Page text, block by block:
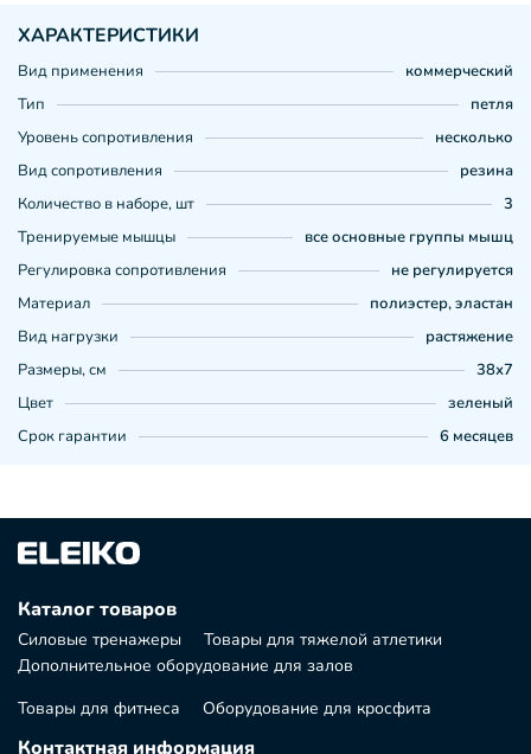
ХАРАКТЕРИСТИКИ
Вид применения
коммерческий
Тип
петля
Уровень сопротивления
несколько
Вид сопротивления
резина
Количество в наборе, шт
3
Тренируемые мышцы
все основные группы мышц
Регулировка сопротивления
не регулируется
Материал
полиэстер, эластан
Вид нагрузки
растяжение
Размеры, см
38х7
Цвет
зеленый
Срок гарантии
6 месяцев
Каталог товаров
Силовые тренажеры
Товары для тяжелой атлетики
Дополнительное оборудование для залов
Товары для фитнеса
Оборудование для кросфита
Контактная информация